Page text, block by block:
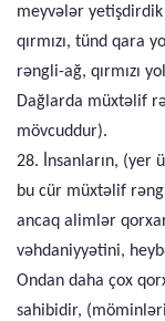
meyvələr
qırmızı, tünd qara
rəngli-ağ, qırmızı
Dağlarda müxtəlif
mövcuddur).
28. İnsanların, (yer
bu cür müxtəlif
ancaq alimlər
vəhdaniyyətini,
Ondan daha çox
sahibidir,